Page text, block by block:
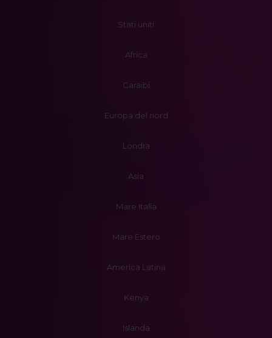
Stati uniti
Africa
Caraibi
Europa del nord
Londra
Asia
Mare Italia
Mare Estero
America Latina
Kenya
Islanda